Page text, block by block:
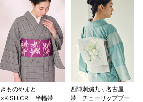
きものやまと
×KiSHiCRi 半幅帯
西陣刺繍九寸名古屋
帯 チューリップブー